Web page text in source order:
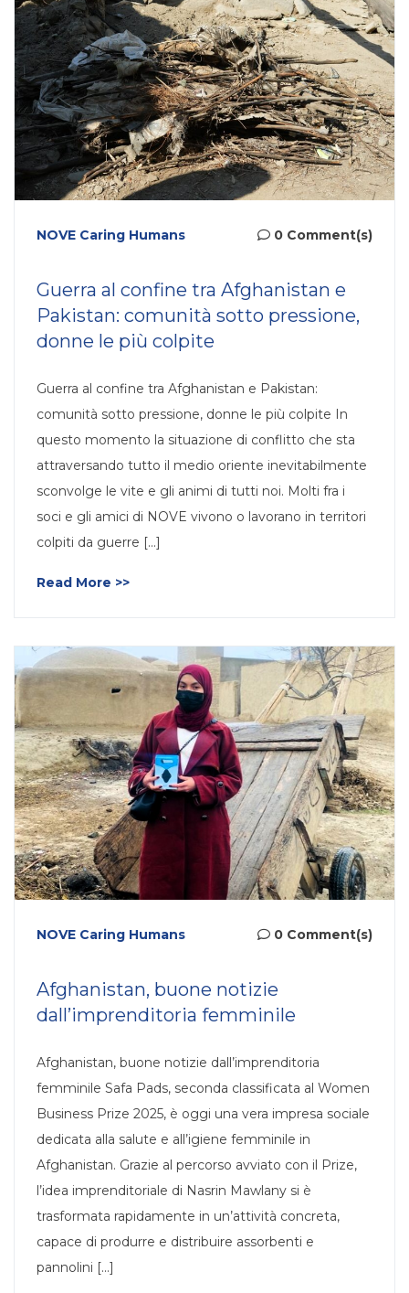
NOVE Caring Humans 0 Comment(s)
Guerra al confine tra Afghanistan e
Pakistan: comunità sotto pressione,
donne le più colpite
Guerra al confine tra Afghanistan e Pakistan:
comunità sotto pressione, donne le più colpite In
questo momento la situazione di conflitto che sta
attraversando tutto il medio oriente inevitabilmente
sconvolge le vite e gli animi di tutti noi. Molti fra i
soci e gli amici di NOVE vivono o lavorano in territori
colpiti da guerre [...]
Read More >>
NOVE Caring Humans 0 Comment(s)
Afghanistan, buone notizie
dall’imprenditoria femminile
Afghanistan, buone notizie dall’imprenditoria
femminile Safa Pads, seconda classificata al Women
Business Prize 2025, è oggi una vera impresa sociale
dedicata alla salute e all’igiene femminile in
Afghanistan. Grazie al percorso avviato con il Prize,
l’idea imprenditoriale di Nasrin Mawlany si è
trasformata rapidamente in un’attività concreta,
capace di produrre e distribuire assorbenti e
pannolini [...]